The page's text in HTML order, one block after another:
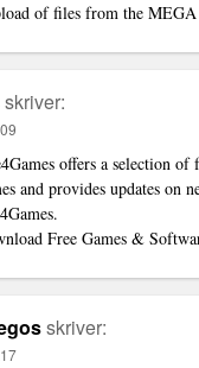
of files from the MEGA
skriver:
offers a selection
and provides updates on
Free Games &
skriver: